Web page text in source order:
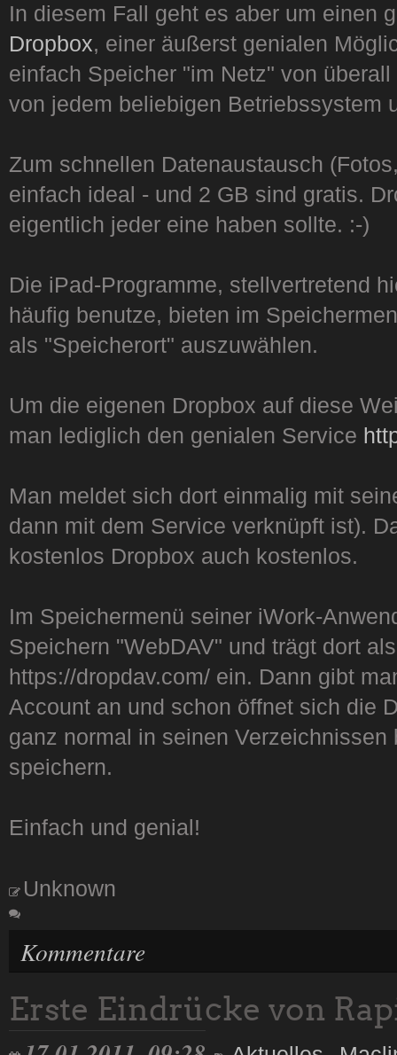
In diesem Fall geht es aber um einen
Dropbox, einer äußerst genialen
einfach Speicher "im Netz" von
von jedem beliebigen Betriebssystem
Zum schnellen Datenaustausch
einfach ideal - und 2 GB sind gratis.
eigentlich jeder eine haben sollte. :-)
Die iPad-Programme, stellvertretend
häufig benutze, bieten im
als "Speicherort" auszuwählen.
Um die eigenen Dropbox auf diese
man lediglich den genialen Service
Man meldet sich dort einmalig mit
dann mit dem Service verknüpft ist).
kostenlos Dropbox auch kostenlos.
Im Speichermenü seiner iWork-
Speichern "WebDAV" und trägt dort
https://dropdav.com/ ein. Dann gibt
Account an und schon öffnet sich die
ganz normal in seinen Verzeichnissen
speichern.
Einfach und genial!
Unknown
Kommentare
Erste Eindrücke von